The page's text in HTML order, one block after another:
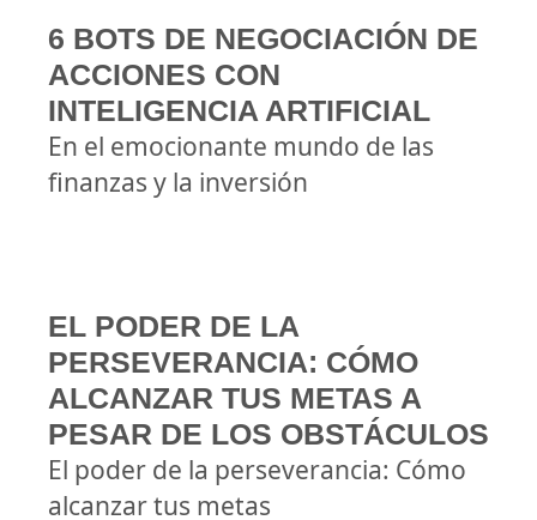
6 BOTS DE NEGOCIACIÓN DE
ACCIONES CON
INTELIGENCIA ARTIFICIAL
En el emocionante mundo de las
finanzas y la inversión
EL PODER DE LA
PERSEVERANCIA: CÓMO
ALCANZAR TUS METAS A
PESAR DE LOS OBSTÁCULOS
El poder de la perseverancia: Cómo
alcanzar tus metas